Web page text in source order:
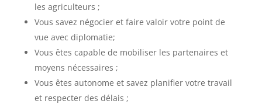
les agriculteurs ;
Vous savez négocier et faire valoir votre point de
vue avec diplomatie;
Vous êtes capable de mobiliser les partenaires et
moyens nécessaires ;
Vous êtes autonome et savez planifier votre travail
et respecter des délais ;